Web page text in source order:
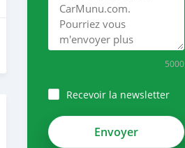
5000
Recevoir la newsletter